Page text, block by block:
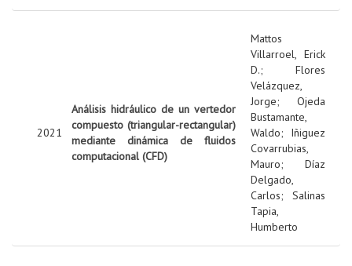
2021
Análisis hidráulico de un vertedor
compuesto (triangular-rectangular)
mediante dinámica de fluidos
computacional (CFD)
Mattos
Villarroel, Erick
D.; Flores
Velázquez,
Jorge; Ojeda
Bustamante,
Waldo; Iñiguez
Covarrubias,
Mauro; Díaz
Delgado,
Carlos; Salinas
Tapia,
Humberto